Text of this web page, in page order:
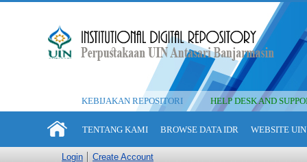
KEBIJAKAN REPOSITORI HELP DESK AND
TENTANG KAMI BROWSE DATA IDR WEBSITE
Login Create Account